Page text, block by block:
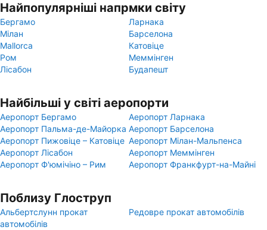
Найпопулярніші напрмки світу
Бергамо
Ларнака
Мілан
Барселона
Mallorca
Катовіце
Ром
Меммінген
Лісабон
Будапешт
Найбільші у світі аеропорти
Аеропорт Бергамо
Аеропорт Ларнака
Аеропорт Пальма-де-Майорка Аеропорт Барселона
Аеропорт Пижовіце – Катовіце Аеропорт Мілан-Мальпенса
Аеропорт Лісабон
Аеропорт Меммінген
Аеропорт Ф'юмічіно – Рим
Аеропорт Франкфурт-на-Майні
Поблизу Глоструп
Альбертслунн прокат
автомобілів
Редовре прокат автомобілів